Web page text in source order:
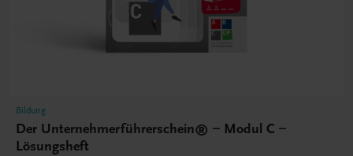
Bildung
Der Unternehmerführerschein® – Modul C –
Lösungsheft